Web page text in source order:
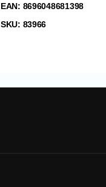
EAN: 8696048681398
SKU: 83966